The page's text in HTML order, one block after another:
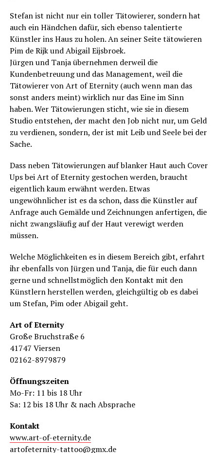
Stefan ist nicht nur ein toller Tätowierer, sondern hat
auch ein Händchen dafür, sich ebenso talentierte
Künstler ins Haus zu holen. An seiner Seite tätowieren
Pim de Rijk und Abigail Eijsbroek.
Jürgen und Tanja übernehmen derweil die
Kundenbetreuung und das Management, weil die
Tätowierer von Art of Eternity (auch wenn man das
sonst anders meint) wirklich nur das Eine im Sinn
haben. Wer Tätowierungen sticht, wie sie in diesem
Studio entstehen, der macht den Job nicht nur, um Geld
zu verdienen, sondern, der ist mit Leib und Seele bei der
Sache.
Dass neben Tätowierungen auf blanker Haut auch Cover
Ups bei Art of Eternity gestochen werden, braucht
eigentlich kaum erwähnt werden. Etwas
ungewöhnlicher ist es da schon, dass die Künstler auf
Anfrage auch Gemälde und Zeichnungen anfertigen, die
nicht zwangsläufig auf der Haut verewigt werden
müssen.
Welche Möglichkeiten es in diesem Bereich gibt, erfahrt
ihr ebenfalls von Jürgen und Tanja, die für euch dann
gerne und schnellstmöglich den Kontakt mit den
Künstlern herstellen werden, gleichgültig ob es dabei
um Stefan, Pim oder Abigail geht.
Art of Eternity
Große Bruchstraße 6
41747 Viersen
02162-8979879
Öffnungszeiten
Mo-Fr: 11 bis 18 Uhr
Sa: 12 bis 18 Uhr & nach Absprache
Kontakt
www.art-of-eternity.de
artofeternity-tattoo@gmx.de